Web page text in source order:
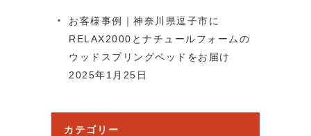
お客様事例｜神奈川県逗子市に
RELAX2000とナチュールフォームの
ウッドスプリングベッドをお届け
2025年1月25日
カテゴリー